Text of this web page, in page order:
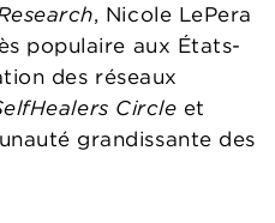
, Nicole LePera
populaire aux États-
des réseaux
Circle et
grandissante des